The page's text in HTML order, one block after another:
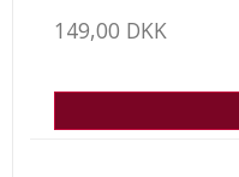
149,00 DKK